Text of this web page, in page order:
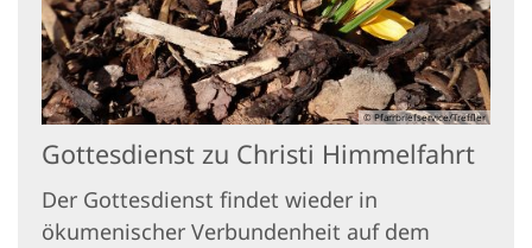
© Pfarrbriefservice/Treffler
Gottesdienst zu Christi Himmelfahrt
Der Gottesdienst findet wieder in
ökumenischer Verbundenheit auf dem